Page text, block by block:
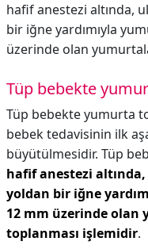
hafif anestezi altında,
bir iğne yardımıyla
üzerinde olan
Tüp bebekte
Tüp bebekte yumurta
bebek tedavisinin ilk
büyütülmesidir. Tüp
hafif anestezi
yoldan bir iğne
12 mm üzerinde olan
toplanması işlemidir.